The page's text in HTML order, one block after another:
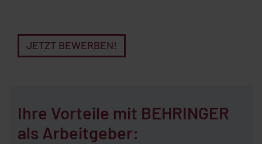
JETZT BEWERBEN!
Ihre Vorteile mit BEHRINGER
als Arbeitgeber: